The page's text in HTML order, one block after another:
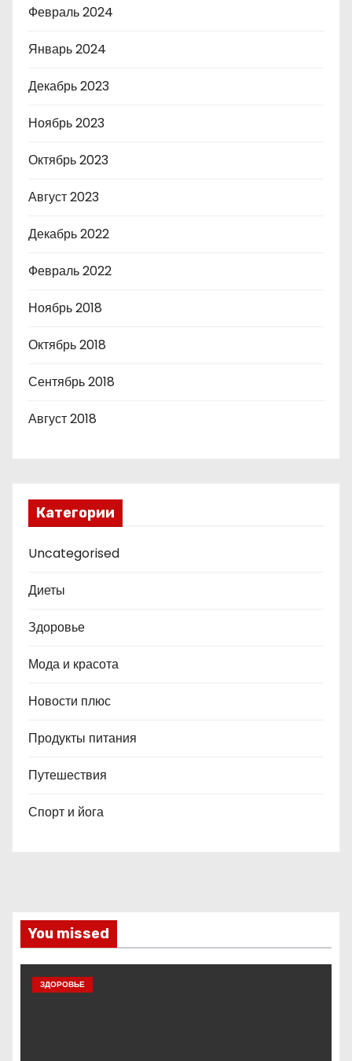
Февраль 2024
Январь 2024
Декабрь 2023
Ноябрь 2023
Октябрь 2023
Август 2023
Декабрь 2022
Февраль 2022
Ноябрь 2018
Октябрь 2018
Сентябрь 2018
Август 2018
Категории
Uncategorised
Диеты
Здоровье
Мода и красота
Новости плюс
Продукты питания
Путешествия
Спорт и йога
You missed
ЗДОРОВЬЕ